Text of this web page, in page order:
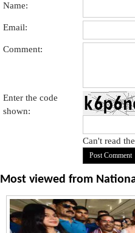
Name:
Email:
Comment:
Enter the code
shown:
Can't read
Most viewed from